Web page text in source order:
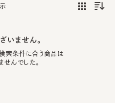
いません。
索条件に合う商品は
せんでした。